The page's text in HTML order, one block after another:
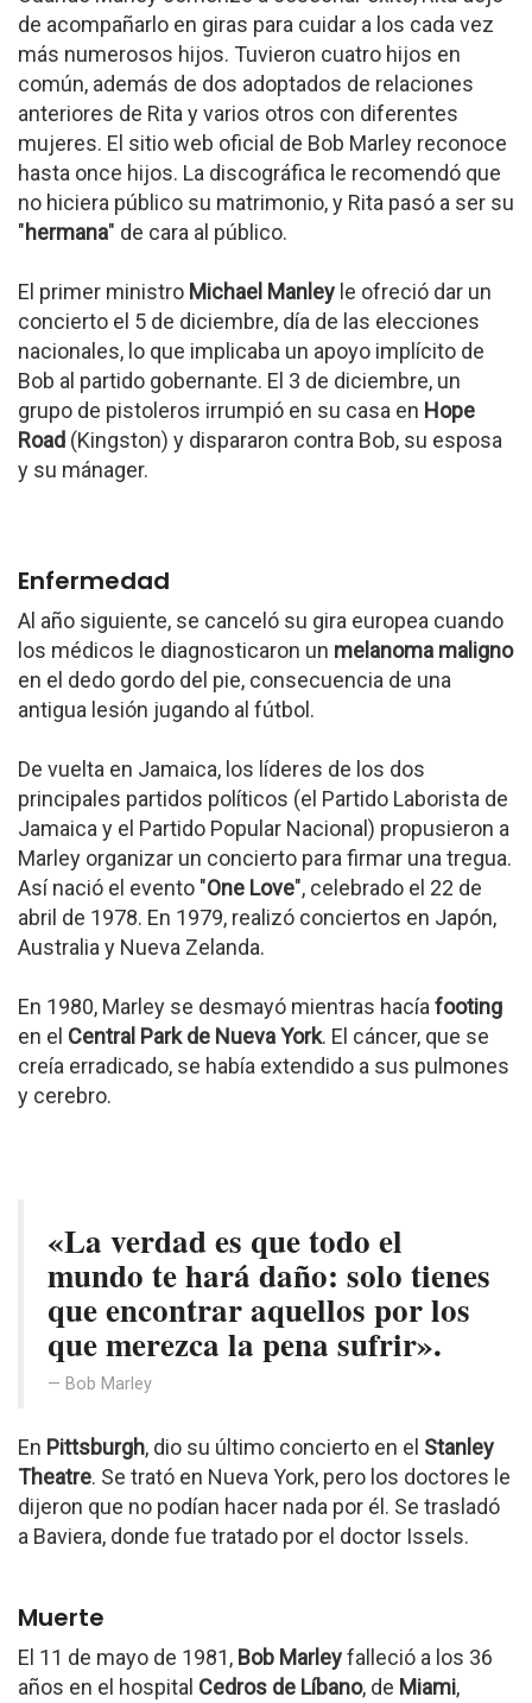
de acompañarlo en giras para cuidar a los cada vez
más numerosos hijos. Tuvieron cuatro hijos en
común, además de dos adoptados de relaciones
anteriores de Rita y varios otros con diferentes
mujeres. El sitio web oficial de Bob Marley reconoce
hasta once hijos. La discográfica le recomendó que
no hiciera público su matrimonio, y Rita pasó a ser su
"hermana" de cara al público.
El primer ministro Michael Manley le ofreció dar un
concierto el 5 de diciembre, día de las elecciones
nacionales, lo que implicaba un apoyo implícito de
Bob al partido gobernante. El 3 de diciembre, un
grupo de pistoleros irrumpió en su casa en Hope
Road (Kingston) y dispararon contra Bob, su esposa
y su mánager.
Enfermedad
Al año siguiente, se canceló su gira europea cuando
los médicos le diagnosticaron un melanoma maligno
en el dedo gordo del pie, consecuencia de una
antigua lesión jugando al fútbol.
De vuelta en Jamaica, los líderes de los dos
principales partidos políticos (el Partido Laborista de
Jamaica y el Partido Popular Nacional) propusieron a
Marley organizar un concierto para firmar una tregua.
Así nació el evento "One Love", celebrado el 22 de
abril de 1978. En 1979, realizó conciertos en Japón,
Australia y Nueva Zelanda.
En 1980, Marley se desmayó mientras hacía footing
en el Central Park de Nueva York. El cáncer, que se
creía erradicado, se había extendido a sus pulmones
y cerebro.
«La verdad es que todo el
mundo te hará daño: solo tienes
que encontrar aquellos por los
que merezca la pena sufrir».
Bob Marley
En Pittsburgh, dio su último concierto en el Stanley
Theatre. Se trató en Nueva York, pero los doctores le
dijeron que no podían hacer nada por él. Se trasladó
a Baviera, donde fue tratado por el doctor Issels.
Muerte
El 11 de mayo de 1981, Bob Marleyfalleció a los 36
años en el hospital Cedros de Líbano, de Miami,